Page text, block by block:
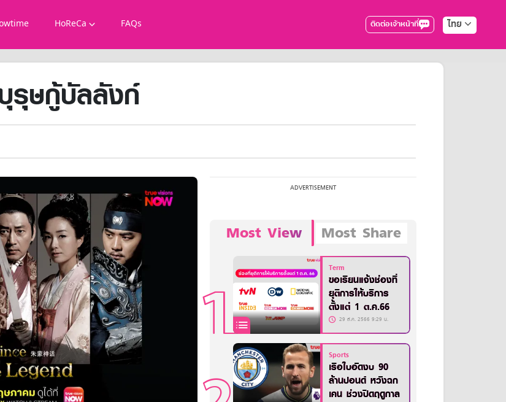
HoReCa FAQs ติดต่อเจ้าหน้าที่ ไทย
รุษกู้บัลลังก์
Most View Most Share
Term
ขอเรียนแจ้งช่องที่
ยุติการให้บริการ
ตั้งแต่ 1 ต.ค.66
29 ส.ค. 2566 9:29 น.
Sports
เรือใบอัดงบ 90
ล้านปอนด์ หวังฉก
เคน ช่วงปิดฤดูกาล